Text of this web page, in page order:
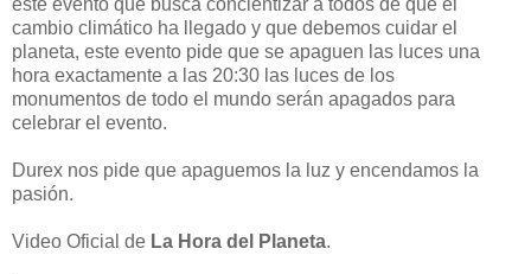
cambio climático ha llegado y que debemos cuidar el
planeta, este evento pide que se apaguen las luces una
hora exactamente a las 20:30 las luces de los
monumentos de todo el mundo serán apagados para
celebrar el evento.
Durex nos pide que apaguemos la luz y encendamos la
pasión.
Video Oficial de La Hora del Planeta.